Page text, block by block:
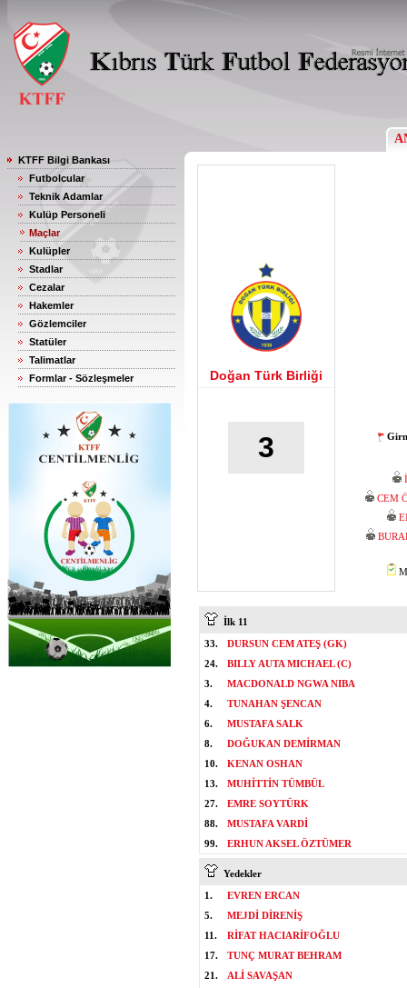
KTFF Bilgi Bankası
Futbolcular
Teknik Adamlar
Kulüp Personeli
Maçlar
Kulüpler
Stadlar
Cezalar
Hakemler
Gözlemciler
Statüler
Talimatlar
Formlar - Sözleşmeler
Doğan Türk Birliği
3
CEM
İlk 11
33.
DURSUN CEM ATEŞ (GK)
24.
BILLY AUTA MICHAEL (C)
3.
MACDONALD NGWA NIBA
4.
TUNAHAN ŞENCAN
6.
MUSTAFA SALK
8.
DOĞUKAN DEMİRMAN
10.
KENAN OSHAN
13.
MUHİTTİN TÜMBÜL
27.
EMRE SOYTÜRK
88.
MUSTAFA VARDİ
99.
ERHUN AKSEL ÖZTÜMER
Yedekler
1.
EVREN ERCAN
5.
MEJDİ DİRENİŞ
11.
RİFAT HACIARİFOĞLU
17.
TUNÇ MURAT BEHRAM
21.
ALİ SAVAŞAN